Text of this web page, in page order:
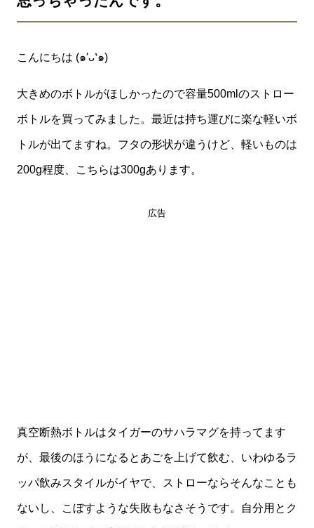
こんにちは (๑′ᴗ‵๑)
大きめのボトルがほしかったので容量500mlのストロー
ボトルを買ってみました。最近は持ち運びに楽な軽いボ
トルが出てますね。フタの形状が違うけど、軽いものは
200g程度、こちらは300gあります。
広告
真空断熱ボトルはタイガーのサハラマグを持ってます
が、最後のほうになるとあごを上げて飲む、いわゆるラ
ッパ飲みスタイルがイヤで、ストローならそんなことも
ないし、こぼすような失敗もなさそうです。自分用とク